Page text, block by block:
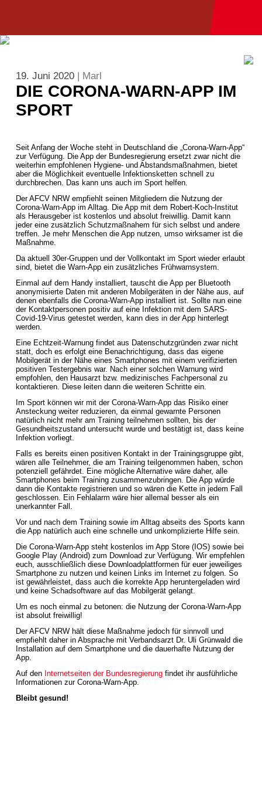
19. Juni 2020 | Marl
DIE CORONA-WARN-APP IM
SPORT
Seit Anfang der Woche steht in Deutschland die „Corona-Warn-App“
zur Verfügung. Die App der Bundesregierung ersetzt zwar nicht die
weiterhin empfohlenen Hygiene- und Abstandsmaßnahmen, bietet
aber die Möglichkeit eventuelle Infektionsketten schnell zu
durchbrechen. Das kann uns auch im Sport helfen.
Der AFCV NRW empfiehlt seinen Mitgliedern die Nutzung der
Corona-Warn-App im Alltag. Die App mit dem Robert-Koch-Institut
als Herausgeber ist kostenlos und absolut freiwillig. Damit kann
jeder eine zusätzlich Schutzmaßnahem für sich selbst und andere
treffen. Je mehr Menschen die App nutzen, umso wirksamer ist die
Maßnahme.
Da aktuell 30er-Gruppen und der Vollkontakt im Sport wieder erlaubt
sind, bietet die Warn-App ein zusätzliches Frühwarnsystem.
Einmal auf dem Handy installiert, tauscht die App per Bluetooth
anonymisierte Daten mit anderen Mobilgeräten in der Nähe aus, auf
denen ebenfalls die Corona-Warn-App installiert ist. Sollte nun eine
der Kontaktpersonen positiv auf eine Infektion mit dem SARS-
Covid-19-Virus getestet werden, kann dies in der App hinterlegt
werden.
Eine Echtzeit-Warnung findet aus Datenschutzgründen zwar nicht
statt, doch es erfolgt eine Benachrichtigung, dass das eigene
Mobilgerät in der Nähe eines Smartphones mit einem verifizierten
positiven Testergebnis war. Nach einer solchen Warnung wird
empfohlen, den Hausarzt bzw. medizinisches Fachpersonal zu
kontaktieren. Diese leiten dann die weiteren Schritte ein.
Im Sport können wir mit der Corona-Warn-App das Risiko einer
Ansteckung weiter reduzieren, da einmal gewarnte Personen
natürlich nicht mehr am Training teilnehmen sollten, bis der
Gesundheitszustand untersucht wurde und bestätigt ist, dass keine
Infektion vorliegt.
Falls es bereits einen positiven Kontakt in der Trainingsgruppe gibt,
wären alle Teilnehmer, die am Training teilgenommen haben, schon
potenziell gefährdet. Eine mögliche Alternative wäre daher, alle
Smartphones beim Training zusammenzubringen. Die App würde
dann die Kontakte registrieren und so wären die Kette in jedem Fall
geschlossen. Ein Fehlalarm wäre hier allemal besser als ein
unerkannter Fall.
Vor und nach dem Training sowie im Alltag abseits des Sports kann
die App natürlich auch eine schnelle und unkomplizierte Hilfe sein.
Die Corona-Warn-App steht kostenlos im App Store (IOS) sowie bei
Google Play (Android) zum Download zur Verfügung. Wir empfehlen
euch, ausschließlich diese Downloadplattformen für euer jeweiliges
Smartphone zu nutzen und keinen Links im Internet zu folgen. So
ist gewährleistet, dass auch die korrekte App heruntergeladen wird
und keine Schadsoftware auf das Mobilgerät gelangt.
Um es noch einmal zu betonen: die Nutzung der Corona-Warn-App
ist absolut freiwillig!
Der AFCV NRW hält diese Maßnahme jedoch für sinnvoll und
empfiehlt daher in Absprache mit Verbandsarzt Dr. Uli Grünwald die
Installation auf dem Smartphone und die dauerhafte Nutzung der
App.
Auf den Internetseiten der Bundesregierungfindet ihr ausführliche
Informationen zur Corona-Warn-App.
Bleibt gesund!